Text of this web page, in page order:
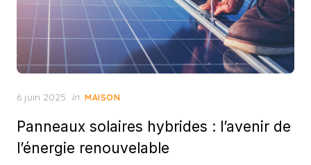
Posted
6 juin 2025 in MAISON
Panneaux solaires hybrides : l’avenir de
l’énergie renouvelable